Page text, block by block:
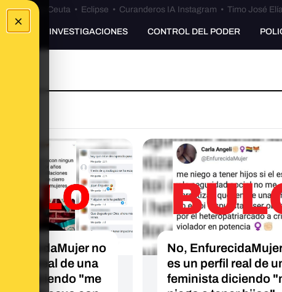
×
•Bulos Ceuta • Eclipse • Curanderos IA Instagram • Timo José
INVESTIGACIONES CONTROL DEL PODER
no
perfil real de una
diciendo "me
No,
es un perfil real de
feminista diciendo